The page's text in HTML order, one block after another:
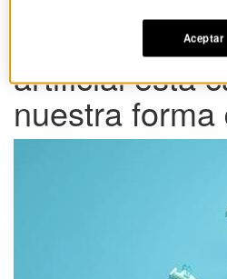
Cómo la
artificial está
nuestra
Aceptar